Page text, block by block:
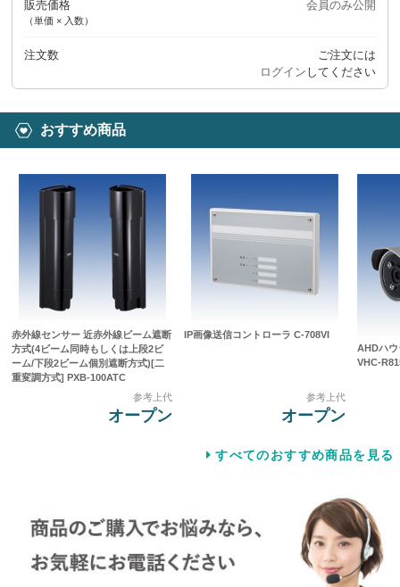
販売価格
（単価 × 入数）
会員のみ公開
注文数
ご注文には
ログイン してください
おすすめ商品
赤外線センサー 近赤外線ビーム遮断
方式(4ビーム同時もしくは上段2ビ
ーム/下段2ビーム個別遮断方式)[二
重変調方式] PXB-100ATC
参考上代
オープン
IP画像送信コントローラ C-708VI
参考上代
オープン
AHDハウ
VHC-
すべてのおすすめ商品を見る